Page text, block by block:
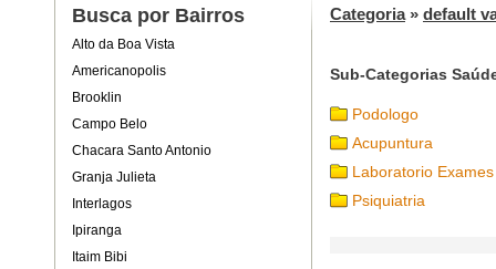
Busca por Bairros
Alto da Boa Vista
Americanopolis
Brooklin
Campo Belo
Chacara Santo Antonio
Granja Julieta
Interlagos
Ipiranga
Itaim Bibi
Categoria» default
Sub-Categorias
Podologo
Acupuntura
Laboratorio Exames
Psiquiatria